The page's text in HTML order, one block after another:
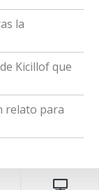
la
Kicillof que
relato para